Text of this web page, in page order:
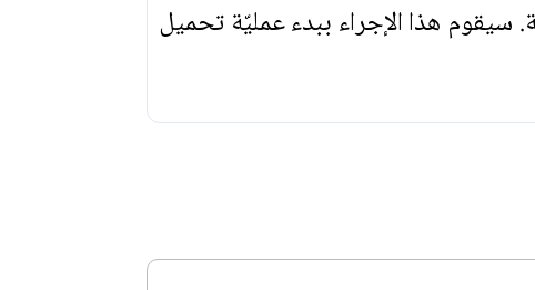
سيقوم هذا الإجراء ببدء عمليّة تحميل